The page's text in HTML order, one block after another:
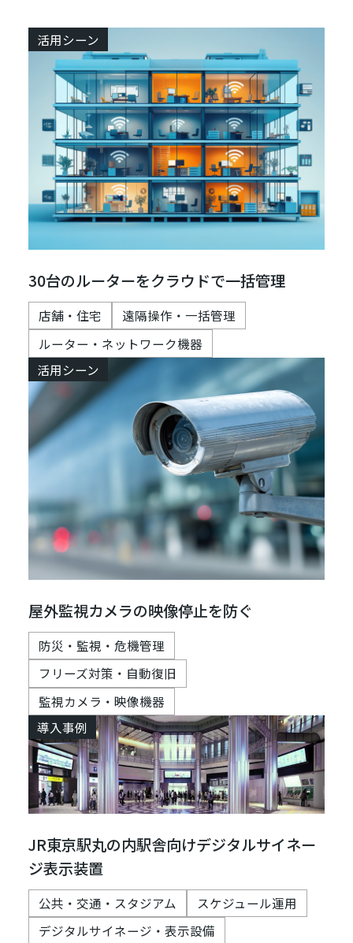
活用シーン
30台のルーターをクラウドで一括管理
店舗・住宅
遠隔操作・一括管理
ルーター・ネットワーク機器
活用シーン
屋外監視カメラの映像停止を防ぐ
防災・監視・危機管理
フリーズ対策・自動復旧
監視カメラ・映像機器
導入事例
JR東京駅丸の内駅舎向けデジタルサイネー
ジ表示装置
公共・交通・スタジアム
スケジュール運用
デジタルサイネージ・表示設備